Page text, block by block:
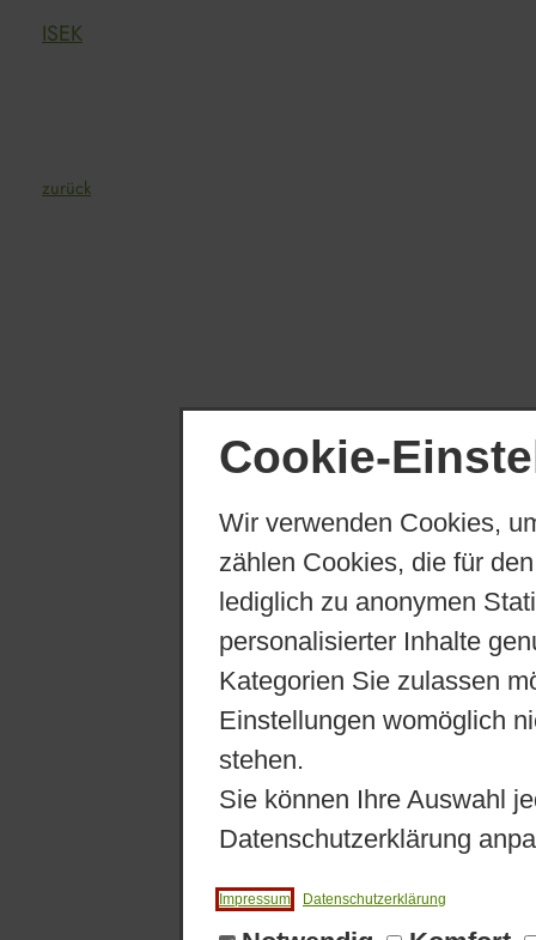
Cookie-
Wir verwenden Cookies,
zählen Cookies, die für
lediglich zu anonymen
personalisierter Inhalte
Kategorien Sie zulassen
Einstellungen womöglich
stehen.
Sie können Ihre Auswahl
Datenschutzerklärung
Impressum Datenschutzerklärung
ISEK
zurück